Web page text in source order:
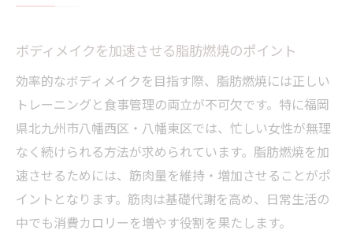
ボディメイクを加速させる脂肪燃焼のポイント
効率的なボディメイクを目指す際、脂肪燃焼には正しい
トレーニングと食事管理の両立が不可欠です。特に福岡
県北九州市八幡西区・八幡東区では、忙しい女性が無理
なく続けられる方法が求められています。脂肪燃焼を加
速させるためには、筋肉量を維持・増加させることがポ
イントとなります。筋肉は基礎代謝を高め、日常生活の
中でも消費カロリーを増やす役割を果たします。